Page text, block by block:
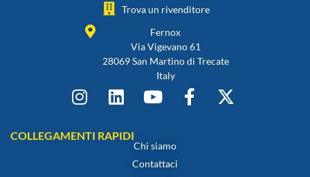
Trova un rivenditore
Fernox
Via Vigevano 61
28069 San Martino di Trecate
Italy
COLLEGAMENTI RAPIDI
Chi siamo
Contattaci